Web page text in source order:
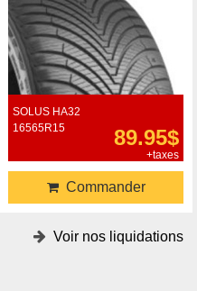
SOLUS HA32
16565R15
89.95$
+taxes
Commander
Voir nos liquidations